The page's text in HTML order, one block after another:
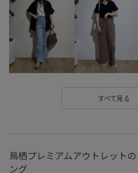
ウエストシェイプ オフィス
カジュアル カットソー ガウチ
キャミワンピース クーポン対象商品
サンダル シアー シアー感
ストレッチ糸 セットアップ セ
すべて見る
鳥栖プレミアムアウトレット
ング